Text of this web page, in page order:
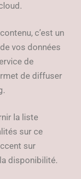
c’est un
vos données
de
de diffuser
la liste
sur ce
sur
disponibilité.